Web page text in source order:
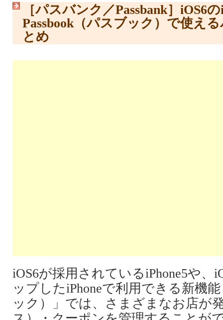
［パスバンク／Passbank］iOS6
Passbook（パスブック）で使え
とめ
iOS6が採用されているiPhone5や、
ップしたiPhoneで利用できる新機能
ック）」では、さまざまなお店が